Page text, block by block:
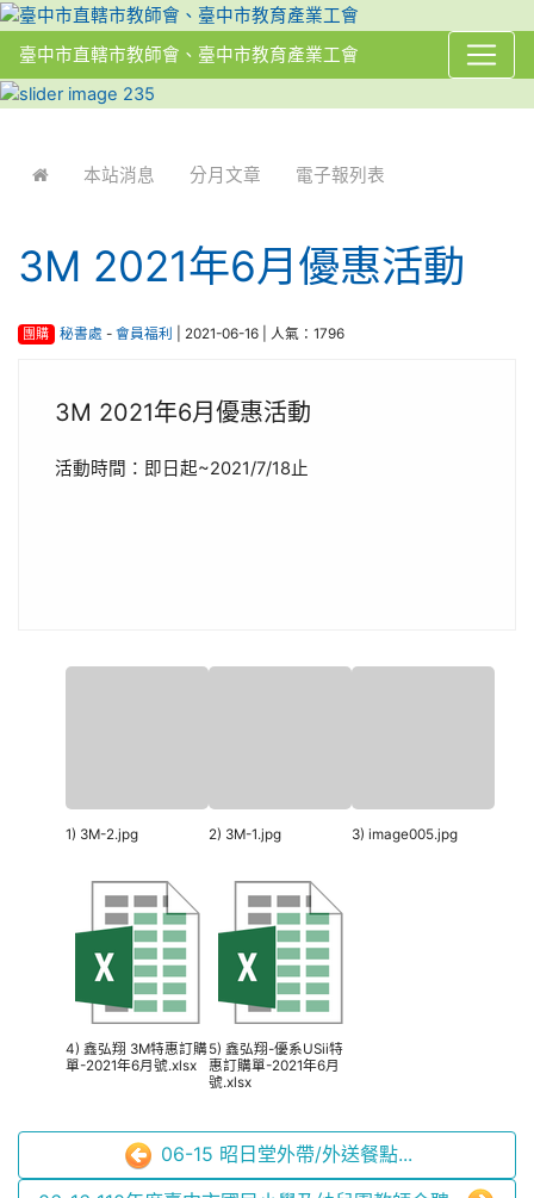
臺中市直轄市教師會、臺中市教育產業工會
本站消息 分月文章 電子報列表
3M 2021年6月優惠活動
團購 秘書處 - 會員福利 | 2021-06-16 | 人氣：1796
3M 2021年6月優惠活動
活動時間：即日起~2021/7/18止
1) 3M-2.jpg 2) 3M-1.jpg 3) image005.jpg
4) 鑫弘翔 3M特惠訂購
單-2021年6月號.xlsx
5) 鑫弘翔-優系USii特
惠訂購單-2021年6月
號.xlsx
06-15 昭日堂外帶/外送餐點...